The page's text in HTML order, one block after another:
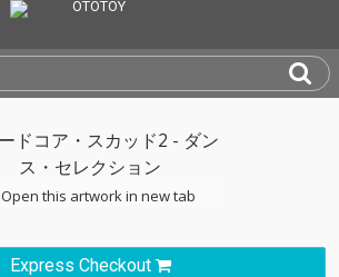
Open this artwork in new tab
Express Checkout